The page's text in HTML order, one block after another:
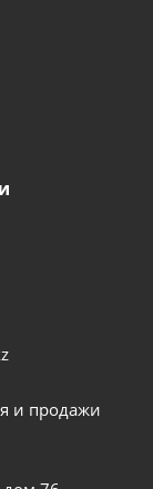
и продажи